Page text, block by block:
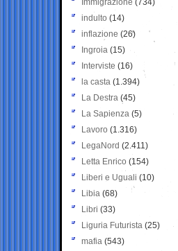
Immigrazione (734)
indulto (14)
inflazione (26)
Ingroia (15)
Interviste (16)
la casta (1.394)
La Destra (45)
La Sapienza (5)
Lavoro (1.316)
LegaNord (2.411)
Letta Enrico (154)
Liberi e Uguali (10)
Libia (68)
Libri (33)
Liguria Futurista (25)
mafia (543)